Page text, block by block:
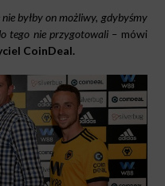
byłby on możliwy, gdybyśmy
tego nie przygotowali – mówi
CoinDeal.